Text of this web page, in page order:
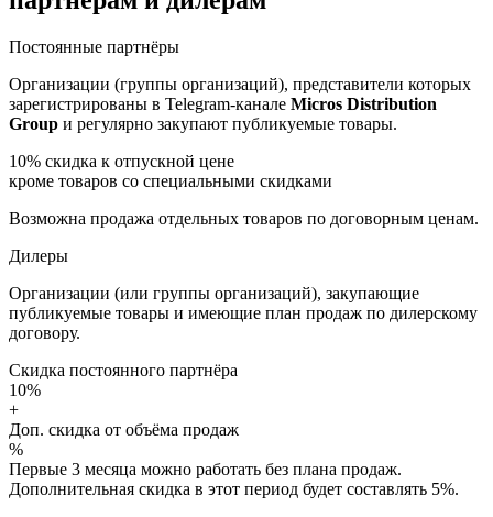
Постоянные партнёры
Организации (группы организаций), представители которых
зарегистрированы в Telegram-канале Micros Distribution
Group и регулярно закупают публикуемые товары.
10% скидка к отпускной цене
кроме товаров со специальными скидками
Возможна продажа отдельных товаров по договорным ценам.
Дилеры
Организации (или группы организаций), закупающие
публикуемые товары и имеющие план продаж по дилерскому
договору.
Скидка постоянного партнёра
10%
+
Доп. скидка от объёма продаж
%
Первые 3 месяца можно работать без плана продаж.
Дополнительная скидка в этот период будет составлять 5%.